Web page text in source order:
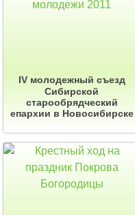
IV молодежный съезд
Cибирской
старообрядческий
епархии в Новосибирске